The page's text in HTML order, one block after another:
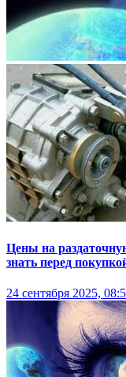
Цены на
знать перед
24 сентября 2025,